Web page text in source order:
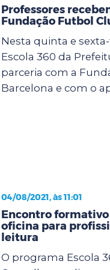
Professores
Fundação Futbol
Nesta quinta e
Escola 360 da
parceria com a
Barcelona e com o
04/08/2021, às 11:01
Encontro
oficina para
leitura
O programa Escola